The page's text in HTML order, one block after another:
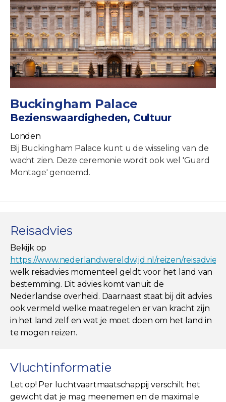
Buckingham Palace
Bezienswaardigheden, Cultuur
Londen
Bij Buckingham Palace kunt u de wisseling van de
wacht zien. Deze ceremonie wordt ook wel 'Guard
Montage' genoemd.
Reisadvies
Bekijk op
https://www.nederlandwereldwijd.nl/reizen/
welk reisadvies momenteel geldt voor het land van
bestemming. Dit advies komt vanuit de
Nederlandse overheid. Daarnaast staat bij dit advies
ook vermeld welke maatregelen er van kracht zijn
in het land zelf en wat je moet doen om het land in
te mogen reizen.
Vluchtinformatie
Let op! Per luchtvaartmaatschappij verschilt het
gewicht dat je mag meenemen en de maximale